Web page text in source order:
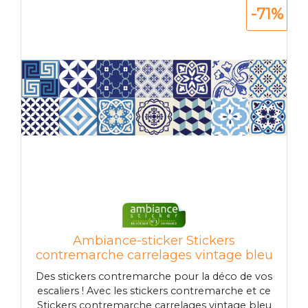
Ambiance-sticker Stickers
contremarche carrelages vintage bleu
d'Azure x 2
Des stickers contremarche pour la déco de vos
escaliers ! Avec les stickers contremarche et ce
Stickers contremarche carrelages vintage bleu
-71%